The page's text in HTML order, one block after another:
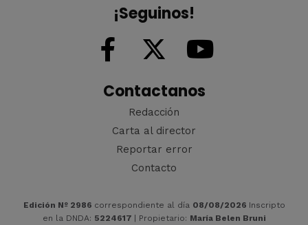
¡Seguinos!
Contactanos
Redacción
Carta al director
Reportar error
Contacto
Edición Nº 2986 correspondiente al día 08/08/2026 Inscripto
en la DNDA: 5224617 | Propietario: María Belen Bruni